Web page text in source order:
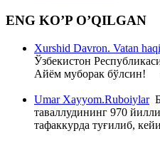
ENG KO’P O’QILGAN
Xurshid Davron. Vatan
Ўзбекистон
Айём муборак бўлсин!
Umar Xayyom.Ruboiylar
таваллудининг 970
тафаккурда туғилиб,